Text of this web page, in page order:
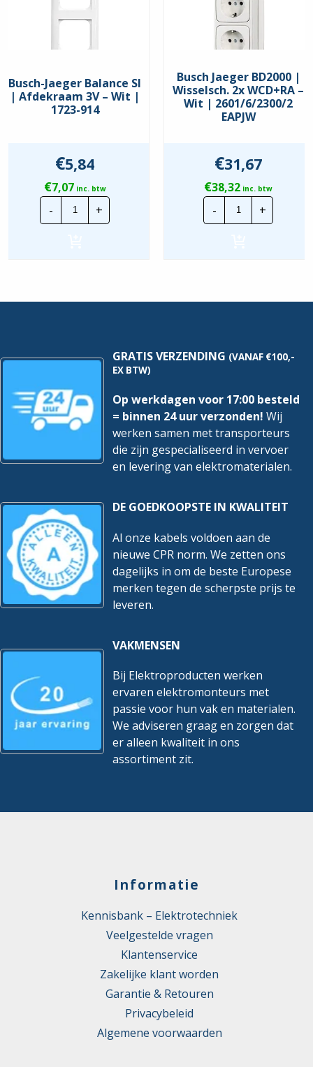
Busch-Jaeger Balance SI
| Afdekraam 3V – Wit |
1723-914
€5,84
€7,07inc. btw
-
Busch-
Jaeger
Balance
|
+
Busch Jaeger BD2000 |
Wisselsch. 2x WCD+RA –
Wit | 2601/6/2300/2
EAPJW
€31,67
€38,32 inc. btw
-
Busch
Jaeger
BD2000
|
+
GRATIS VERZENDING (VANAF €100,-
EX BTW)
Op werkdagen voor 17:00 besteld
= binnen 24 uur verzonden! Wij
werken samen met transporteurs
die zijn gespecialiseerd in vervoer
en levering van elektromaterialen.
DE GOEDKOOPSTE IN KWALITEIT
Al onze kabels voldoen aan de
nieuwe CPR norm. We zetten ons
dagelijks in om de beste Europese
merken tegen de scherpste prijs te
leveren.
VAKMENSEN
Bij Elektroproducten werken
ervaren elektromonteurs met
passie voor hun vak en materialen.
We adviseren graag en zorgen dat
er alleen kwaliteit in ons
assortiment zit.
Informatie
Kennisbank – Elektrotechniek
Veelgestelde vragen
Klantenservice
Zakelijke klant worden
Garantie & Retouren
Privacybeleid
Algemene voorwaarden